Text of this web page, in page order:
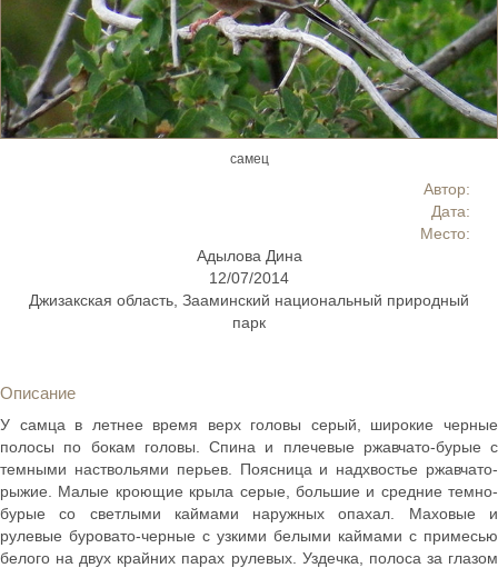
Автор:
Дата:
Место:
Адылова Дина
12/07/2014
Джизакская область, Зааминский национальный природный
парк
самец
Описание
У самца в летнее время верх головы серый, широкие черные
полосы по бокам головы. Спина и плечевые ржавчато-бурые с
темными наствольями перьев. Поясница и надхвостье ржавчато-
рыжие. Малые кроющие крыла серые, большие и средние темно-
бурые со светлыми каймами наружных опахал. Маховые и
рулевые буровато-черные с узкими белыми каймами с примесью
белого на двух крайних парах рулевых. Уздечка, полоса за глазом